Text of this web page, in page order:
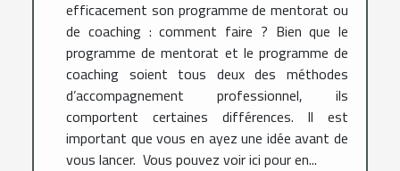
efficacement son programme de mentorat ou
de coaching : comment faire ? Bien que le
programme de mentorat et le programme de
coaching soient tous deux des méthodes
d’accompagnement professionnel, ils
comportent certaines différences. Il est
important que vous en ayez une idée avant de
vous lancer. Vous pouvez voir ici pour en...